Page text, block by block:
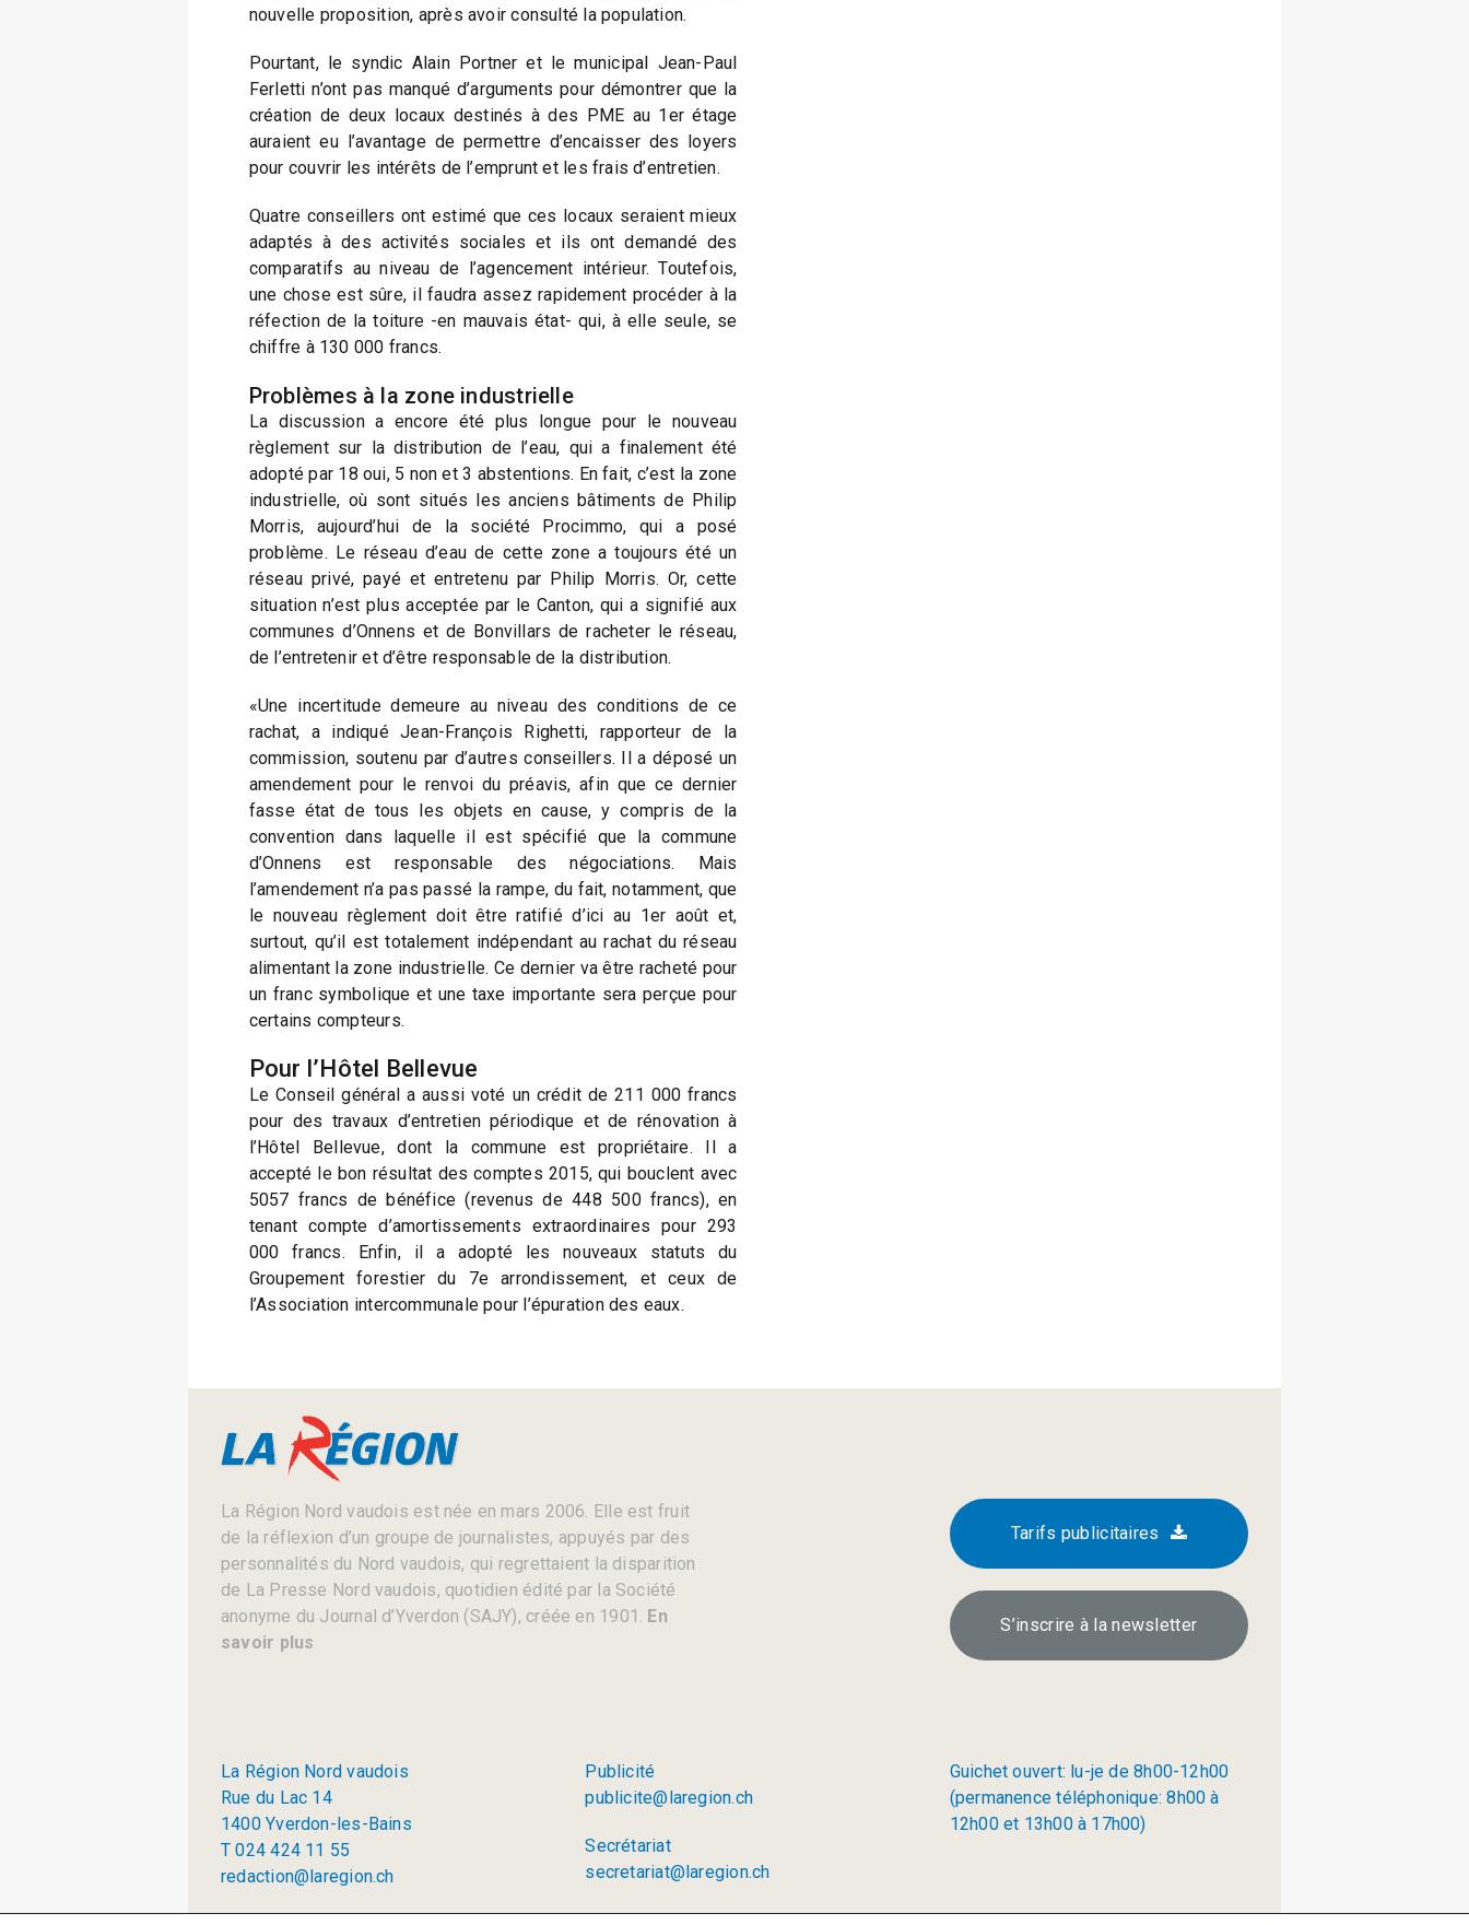
nouvelle proposition, après avoir consulté la population.
Pourtant, le syndic Alain Portner et le municipal Jean-Paul
Ferletti n’ont pas manqué d’arguments pour démontrer que la
création de deux locaux destinés à des PME au 1er étage
auraient eu l’avantage de permettre d’encaisser des loyers
pour couvrir les intérêts de l’emprunt et les frais d’entretien.
Quatre conseillers ont estimé que ces locaux seraient mieux
adaptés à des activités sociales et ils ont demandé des
comparatifs au niveau de l’agencement intérieur. Toutefois,
une chose est sûre, il faudra assez rapidement procéder à la
réfection de la toiture -en mauvais état- qui, à elle seule, se
chiffre à 130 000 francs.
Problèmes à la zone industrielle
La discussion a encore été plus longue pour le nouveau
règlement sur la distribution de l’eau, qui a finalement été
adopté par 18 oui, 5 non et 3 abstentions. En fait, c’est la zone
industrielle, où sont situés les anciens bâtiments de Philip
Morris, aujourd’hui de la société Procimmo, qui a posé
problème. Le réseau d’eau de cette zone a toujours été un
réseau privé, payé et entretenu par Philip Morris. Or, cette
situation n’est plus acceptée par le Canton, qui a signifié aux
communes d’Onnens et de Bonvillars de racheter le réseau,
de l’entretenir et d’être responsable de la distribution.
«Une incertitude demeure au niveau des conditions de ce
rachat, a indiqué Jean-François Righetti, rapporteur de la
commission, soutenu par d’autres conseillers. Il a déposé un
amendement pour le renvoi du préavis, afin que ce dernier
fasse état de tous les objets en cause, y compris de la
convention dans laquelle il est spécifié que la commune
d’Onnens est responsable des négociations. Mais
l’amendement n’a pas passé la rampe, du fait, notamment, que
le nouveau règlement doit être ratifié d’ici au 1er août et,
surtout, qu’il est totalement indépendant au rachat du réseau
alimentant la zone industrielle. Ce dernier va être racheté pour
un franc symbolique et une taxe importante sera perçue pour
certains compteurs.
Pour l’Hôtel Bellevue
Le Conseil général a aussi voté un crédit de 211 000 francs
pour des travaux d’entretien périodique et de rénovation à
l’Hôtel Bellevue, dont la commune est propriétaire. Il a
accepté le bon résultat des comptes 2015, qui bouclent avec
5057 francs de bénéfice (revenus de 448 500 francs), en
tenant compte d’amortissements extraordinaires pour 293
000 francs. Enfin, il a adopté les nouveaux statuts du
Groupement forestier du 7e arrondissement, et ceux de
l’Association intercommunale pour l’épuration des eaux.
La Région Nord vaudois est née en mars 2006. Elle est fruit
de la réflexion d’un groupe de journalistes, appuyés par des
personnalités du Nord vaudois, qui regrettaient la disparition
de La Presse Nord vaudois, quotidien édité par la Société
anonyme du Journal d’Yverdon (SAJY), créée en 1901. En
savoir plus
Tarifs publicitaires
S’inscrire à la newsletter
La Région Nord vaudois
Rue du Lac 14
1400 Yverdon-les-Bains
T 024 424 11 55
redaction@laregion.ch
Publicité
publicite@laregion.ch
Secrétariat
secretariat@laregion.ch
Guichet ouvert: lu-je de 8h00-12h00
(permanence téléphonique: 8h00 à
12h00 et 13h00 à 17h00)